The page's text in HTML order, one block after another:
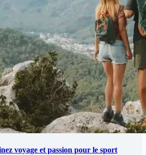
voyage et passion pour le sport